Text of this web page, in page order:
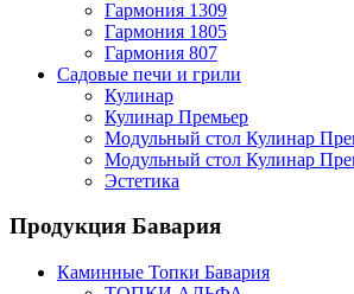
Гармония 1309
Гармония 1805
Гармония 807
Садовые печи и грили
Кулинар
Кулинар Премьер
Модульный стол Кулинар
Модульный стол Кулинар
Эстетика
Продукция Бавария
Каминные Топки Бавария